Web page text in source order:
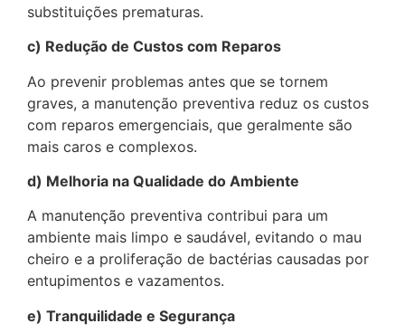
substituições prematuras.
c) Redução de Custos com Reparos
Ao prevenir problemas antes que se tornem
graves, a manutenção preventiva reduz os custos
com reparos emergenciais, que geralmente são
mais caros e complexos.
d) Melhoria na Qualidade do Ambiente
A manutenção preventiva contribui para um
ambiente mais limpo e saudável, evitando o mau
cheiro e a proliferação de bactérias causadas por
entupimentos e vazamentos.
e) Tranquilidade e Segurança